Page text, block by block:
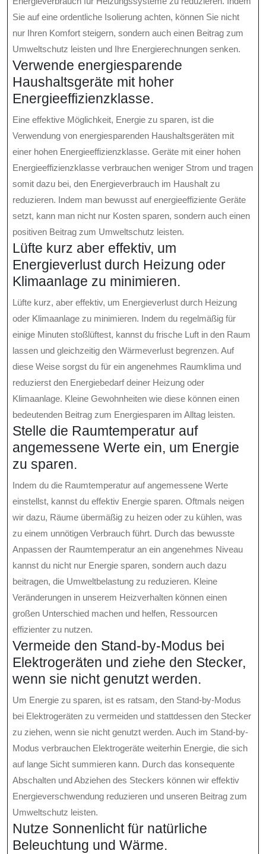
Sie auf eine ordentliche Isolierung achten, können Sie nicht
nur Ihren Komfort steigern, sondern auch einen Beitrag zum
Umweltschutz leisten und Ihre Energierechnungen senken.
Verwende energiesparende
Haushaltsgeräte mit hoher
Energieeffizienzklasse.
Eine effektive Möglichkeit, Energie zu sparen, ist die
Verwendung von energiesparenden Haushaltsgeräten mit
einer hohen Energieeffizienzklasse. Geräte mit einer hohen
Energieeffizienzklasse verbrauchen weniger Strom und tragen
somit dazu bei, den Energieverbrauch im Haushalt zu
reduzieren. Indem man bewusst auf energieeffiziente Geräte
setzt, kann man nicht nur Kosten sparen, sondern auch einen
positiven Beitrag zum Umweltschutz leisten.
Lüfte kurz aber effektiv, um
Energieverlust durch Heizung oder
Klimaanlage zu minimieren.
Lüfte kurz, aber effektiv, um Energieverlust durch Heizung
oder Klimaanlage zu minimieren. Indem du regelmäßig für
einige Minuten stoßlüftest, kannst du frische Luft in den Raum
lassen und gleichzeitig den Wärmeverlust begrenzen. Auf
diese Weise sorgst du für ein angenehmes Raumklima und
reduzierst den Energiebedarf deiner Heizung oder
Klimaanlage. Kleine Gewohnheiten wie diese können einen
bedeutenden Beitrag zum Energiesparen im Alltag leisten.
Stelle die Raumtemperatur auf
angemessene Werte ein, um Energie
zu sparen.
Indem du die Raumtemperatur auf angemessene Werte
einstellst, kannst du effektiv Energie sparen. Oftmals neigen
wir dazu, Räume übermäßig zu heizen oder zu kühlen, was
zu einem unnötigen Verbrauch führt. Durch das bewusste
Anpassen der Raumtemperatur an ein angenehmes Niveau
kannst du nicht nur Energie sparen, sondern auch dazu
beitragen, die Umweltbelastung zu reduzieren. Kleine
Veränderungen in unserem Heizverhalten können einen
großen Unterschied machen und helfen, Ressourcen
effizienter zu nutzen.
Vermeide den Stand-by-Modus bei
Elektrogeräten und ziehe den Stecker,
wenn sie nicht genutzt werden.
Um Energie zu sparen, ist es ratsam, den Stand-by-Modus
bei Elektrogeräten zu vermeiden und stattdessen den Stecker
zu ziehen, wenn sie nicht genutzt werden. Auch im Stand-by-
Modus verbrauchen Elektrogeräte weiterhin Energie, die sich
auf lange Sicht summieren kann. Durch das konsequente
Abschalten und Abziehen des Steckers können wir effektiv
Energieverschwendung reduzieren und unseren Beitrag zum
Umweltschutz leisten.
Nutze Sonnenlicht für natürliche
Beleuchtung und Wärme.